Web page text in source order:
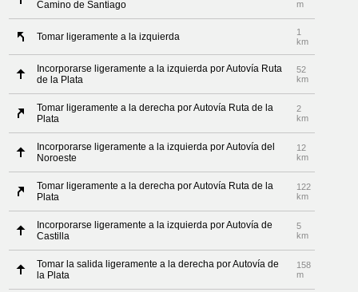
Camino de Santiago
m
Tomar ligeramente a la izquierda
1
km
Incorporarse ligeramente a la izquierda por Autovía Ruta
de la Plata
52
km
Tomar ligeramente a la derecha por Autovía Ruta de la
Plata
2
km
Incorporarse ligeramente a la izquierda por Autovía del
Noroeste
12
km
Tomar ligeramente a la derecha por Autovía Ruta de la
Plata
122
km
Incorporarse ligeramente a la izquierda por Autovía de
Castilla
5
km
Tomar la salida ligeramente a la derecha por Autovía de
la Plata
158
m